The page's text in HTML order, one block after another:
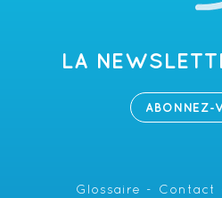
LA
ABONNEZ-
Glossaire Contact